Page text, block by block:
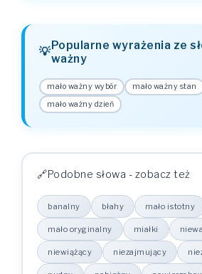
Popularne wyrażenia ze
ważny
mało ważny wybór
mało ważny stan
mało ważny dzień
Podobne słowa - zobacz też
banalny błahy mało istotny
mało oryginalny miałki
niewiążący niezajmujący